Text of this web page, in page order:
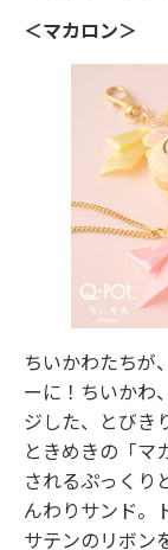
＜マカロン＞
ちいかわたちが
ーに！ちいかわ
ジした、とびき
ときめきの「マ
されるぷっくり
んわりサンド。
サテンのリボン